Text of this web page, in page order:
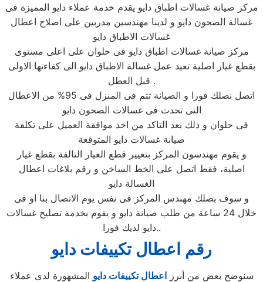
مركز صيانة غسالات اطباق دايو يقدم خدمة عملاء دايو المميزة فى
غسالة الصحون دايو و لدينا مهندسين مدربين على اصلاح اعطال
غسالات الاطباق دايو
مركز صيانة غسالات اطباق دايو فى حلوان على اعلى مستوى
بقطع غيار اصلية تعيد عمل غسالة الاطباق دايو الى كفاءتها الاولى
قبل العطل .
اتصل نصلك فورا و الصيانة تتم فى المنزل فى 95% من الاعطال
التى تحدث فى غسالات الصحون دايو
فى حلوان و ذلك بعد التاكد من اخذ موافقة العميل على تكلفة
صيانة غسالات دايو المتوقعة
و يقوم مهندسون المركز بتغيير قطع الغيار التالفة بقطع غيار
اصلية، فقط اتصل على الخط الساخن و رقم بلاغات اعطال
الغسالة دايو
و سوف بصلك مهندس المركز فى نفس يوم الاتصال بنا او فى
خلال 24 ساعة من طلب صيانة دايو و يقوم بخدمة تصليح غسالات
دايو لديك فورا..
رقم اعطال تكييفات دايو
سنوضح بعض من أبرزاعطال تكييفات دايو المشهورة لدى عملاء